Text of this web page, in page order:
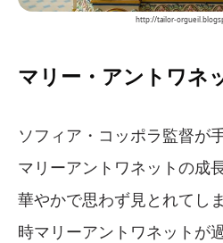
http://tailor-
マリー・アントワネ
ソフィア・コッポラ監督が
マリーアントワネットの成
華やかで思わず見とれてし
時マリーアントワネットが